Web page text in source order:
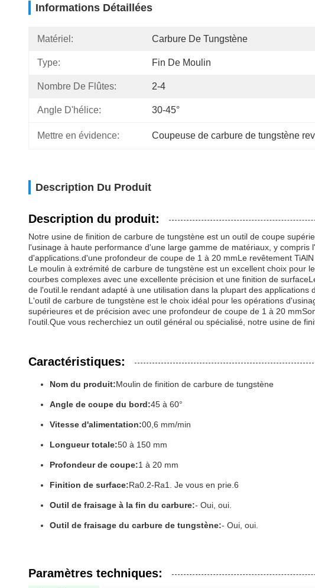
Informations Détaillées
Matériel: Carbure De Tungstène
Type: Fin De Moulin
Nombre De Flûtes: 2-4
Angle D'hélice: 30-45°
Mettre en évidence: Coupeuse de carbure de tungstène
Description Du Produit
Description du produit:
Notre usine de finition de carbure de tungstène est un outil de coupe
l'usinage à haute performance d'une large gamme de matériaux, y
d'applications.d'une profondeur de coupe de 1 à 20 mmLe revêtement
Le moulin à extrémité de carbure de tungstène est un excellent choix pour
courbes complexes avec une excellente précision et une finition de
de l'outil.le rendant adapté à une utilisation dans la plupart des applications
L'outil de carbure de tungstène est le choix idéal pour les opérations
supérieures et de précision avec une profondeur de coupe de 1 à 20
l'outil.Que vous recherchiez un outil général ou spécialisé, notre usine de
Caractéristiques:
Nom du produit:Moulin de finition de carbure de tungstène
Angle de coupe du bord:45 à 60°
Vitesse d'alimentation:00,6 mm/min
Longueur totale:50 à 150 mm
Profondeur de coupe:1 à 20 mm
Finition de surface:Ra0.2-Ra1. Je vous en prie.6
Outil de fraisage à la fin du carbure:- Oui, oui.
Outil de fraisage du carbure de tungstène:- Oui, oui.
Paramètres techniques: